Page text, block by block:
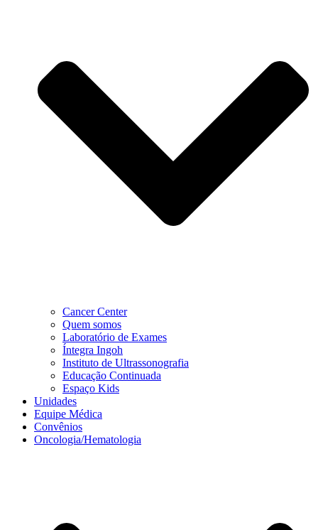
Cancer Center
Quem somos
Laboratório de Exames
Íntegra Ingoh
Instituto de Ultrassonografia
Educação Continuada
Espaço Kids
Unidades
Equipe Médica
Convênios
Oncologia/Hematologia